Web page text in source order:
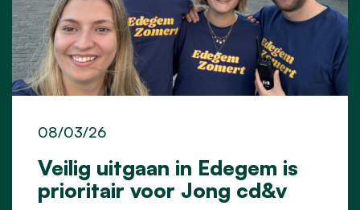
Veilig uitgaan in Edegem is
prioritair voor Jong cd&v
08/03/26